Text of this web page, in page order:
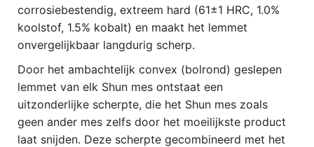
corrosiebestendig, extreem hard (61±1 HRC, 1.0%
koolstof, 1.5% kobalt) en maakt het lemmet
onvergelijkbaar langdurig scherp.
Door het ambachtelijk convex (bolrond) geslepen
lemmet van elk Shun mes ontstaat een
uitzonderlijke scherpte, die het Shun mes zoals
geen ander mes zelfs door het moeilijkste product
laat snijden. Deze scherpte gecombineerd met het